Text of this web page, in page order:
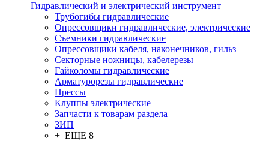
Гидравлический и электрический инструмент
Трубогибы гидравлические
Опрессовщики гидравлические, электрические
Съемники гидравлические
Опрессовщики кабеля, наконечников, гильз
Секторные ножницы, кабелерезы
Гайколомы гидравлические
Арматурорезы гидравлические
Прессы
Клуппы электрические
Запчасти к товарам раздела
ЗИП
+ ЕЩЕ 8